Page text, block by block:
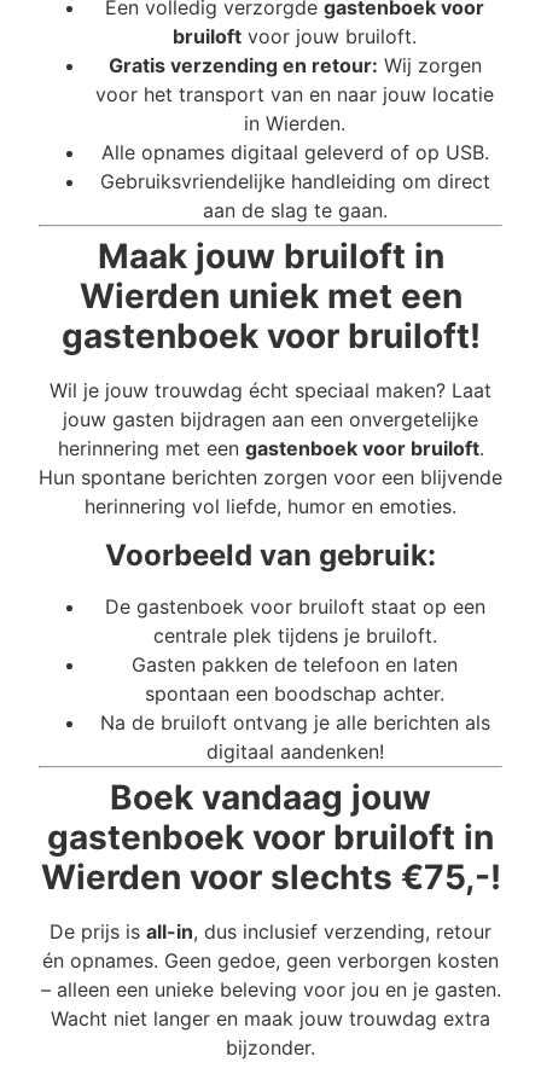
Een volledig verzorgde gastenboek voor
bruiloft voor jouw bruiloft.
Gratis verzending en retour: Wij zorgen
voor het transport van en naar jouw locatie
in Wierden.
Alle opnames digitaal geleverd of op USB.
Gebruiksvriendelijke handleiding om direct
aan de slag te gaan.
Maak jouw bruiloft in
Wierden uniek met een
gastenboek voor bruiloft!
Wil je jouw trouwdag écht speciaal maken? Laat
jouw gasten bijdragen aan een onvergetelijke
herinnering met een gastenboek voor bruiloft.
Hun spontane berichten zorgen voor een blijvende
herinnering vol liefde, humor en emoties.
Voorbeeld van gebruik:
De gastenboek voor bruiloft staat op een
centrale plek tijdens je bruiloft.
Gasten pakken de telefoon en laten
spontaan een boodschap achter.
Na de bruiloft ontvang je alle berichten als
digitaal aandenken!
Boek vandaag jouw
gastenboek voor bruiloft in
Wierden voor slechts €75,-!
De prijs is all-in, dus inclusief verzending, retour
én opnames. Geen gedoe, geen verborgen kosten
– alleen een unieke beleving voor jou en je gasten.
Wacht niet langer en maak jouw trouwdag extra
bijzonder.